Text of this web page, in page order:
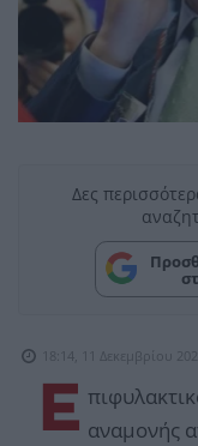
Δες
18:14, 11 Δεκεμβρίου
Ε αναμονής